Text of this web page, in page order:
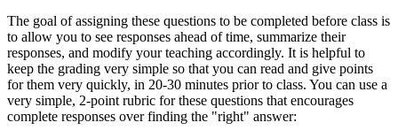
The goal of assigning these questions to be completed before class is
to allow you to see responses ahead of time, summarize their
responses, and modify your teaching accordingly. It is helpful to
keep the grading very simple so that you can read and give points
for them very quickly, in 20-30 minutes prior to class. You can use a
very simple, 2-point rubric for these questions that encourages
complete responses over finding the "right" answer: